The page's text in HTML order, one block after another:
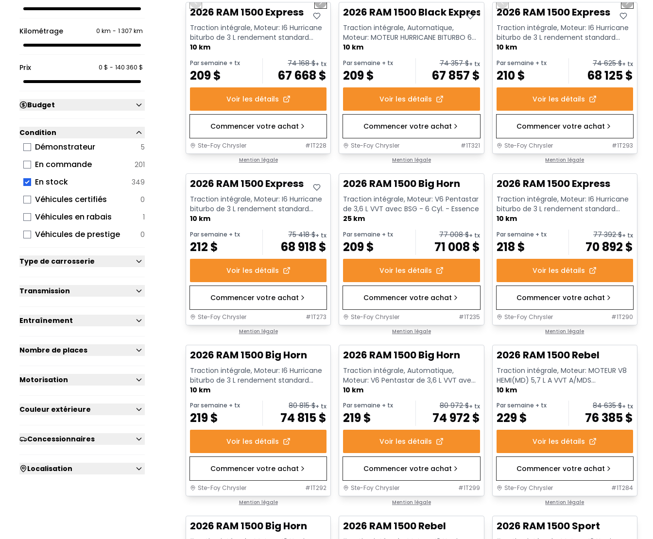
Kilométrage 0 km - 1 307 km
Prix 0 $ - 140 360 $
Budget
Condition
Démonstrateur 5
En commande 201
En stock 349
Véhicules certifiés 0
Véhicules en rabais 1
Véhicules de prestige 0
Type de carrosserie
Transmission
Entraînement
Nombre de places
Motorisation
Couleur extérieure
Concessionnaires
Localisation
Previous slide Next slide
2026 RAM 1500 Express
Traction intégrale, Moteur: I6 Hurricane
biturbo de 3 L rendement standard
avec arrêt au ralenti - 6...
10 km
Par semaine + tx
209$
74 168$+ tx
67 668 $
Voir les détails
Commencer votre achat
Ste-Foy Chrysler #1T228
Mention légale
2026 RAM 1500 Black Express
Traction intégrale, Automatique,
Moteur: MOTEUR HURRICANE BITURBO 6
CYL 3L SYST A/ ARR-DEM - 6 Cyl. ...
10 km
Par semaine + tx
209$
74 357$+ tx
67 857 $
Voir les détails
Commencer votre achat
Ste-Foy Chrysler #1T321
Mention légale
Previous slide Next
2026 RAM 1500 Express
Traction intégrale, Moteur: I6 Hurricane
biturbo de 3 L rendement standard
avec arrêt au ralenti - 6...
10 km
Par semaine + tx
210$
74 625$+ tx
68 125$
Voir les détails
Commencer votre achat
Ste-Foy Chrysler #1T293
Mention légale
2026 RAM 1500 Express
Traction intégrale, Moteur: I6 Hurricane
biturbo de 3 L rendement standard
avec arrêt au ralenti - 6...
10 km
Par semaine + tx
212 $
75 418$+ tx
68 918 $
Voir les détails
Commencer votre achat
Ste-Foy Chrysler #1T273
Mention légale
2026 RAM 1500 Big Horn
Traction intégrale, Moteur: V6 Pentastar
de 3,6 L VVT avec BSG - 6 Cyl. - Essence
25 km
Par semaine + tx
209$
77 008$+ tx
71 008 $
Voir les détails
Commencer votre achat
Ste-Foy Chrysler #1T235
Mention légale
2026 RAM 1500 Express
Traction intégrale, Moteur: I6 Hurricane
biturbo de 3 L rendement standard
avec arrêt au ralenti - 6...
10 km
Par semaine + tx
218 $
77 392$+ tx
70 892 $
Voir les détails
Commencer votre achat
Ste-Foy Chrysler #1T290
Mention légale
2026 RAM 1500 Big Horn
Traction intégrale, Moteur: I6 Hurricane
biturbo de 3 L rendement standard
avec arrêt au ralenti - 6...
10 km
Par semaine + tx
219$
80 815$+ tx
74 815$
Voir les détails
Commencer votre achat
Ste-Foy Chrysler #1T292
Mention légale
2026 RAM 1500 Big Horn
Traction intégrale, Automatique,
Moteur: V6 Pentastar de 3,6 L VVT avec
BSG - 6 Cyl. - Essence
10 km
Par semaine + tx
219$
80 972$+ tx
74 972 $
Voir les détails
Commencer votre achat
Ste-Foy Chrysler #1T299
Mention légale
2026 RAM 1500 Rebel
Traction intégrale, Moteur: MOTEUR V8
HEMI(MD) 5,7 L A VVT A/MDS
ECO/ETORQUE - 8 Cyl. - Essence
10 km
Par semaine + tx
229$
84 635$+ tx
76 385$
Voir les détails
Commencer votre achat
Ste-Foy Chrysler #1T284
Mention légale
2026 RAM 1500 Big Horn 2026 RAM 1500 Rebel 2026 RAM 1500 Sport